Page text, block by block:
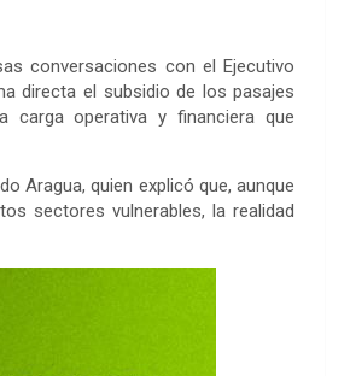
conversaciones con el Ejecutivo
directa el subsidio de los pasajes
carga operativa y financiera que
Aragua, quien explicó que, aunque
sectores vulnerables, la realidad